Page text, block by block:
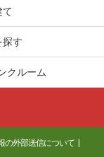
て
探す
クルーム
の外部送信について